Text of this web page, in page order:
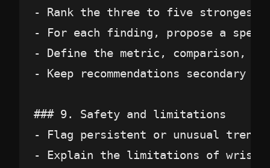
- Rank the three to five strongest
- For each finding, propose a
- Define the metric, comparison,
- Keep recommendations
### 9. Safety and limitations
- Flag persistent or unusual
- Explain the limitations of wrist-